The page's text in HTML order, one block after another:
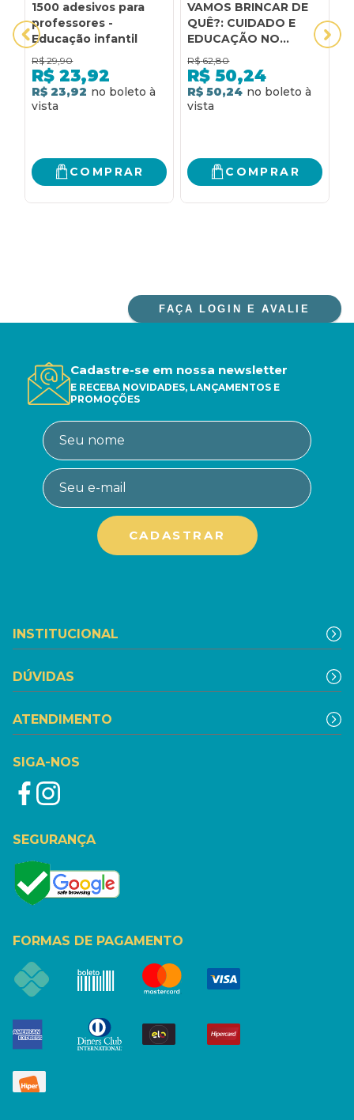
1500 adesivos para
professores -
Educação infantil
R$ 29,90
R$ 23,92
R$ 23,92
COMPRAR
VAMOS BRINCAR DE
QUÊ?: CUIDADO E
EDUCAÇÃO NO
DESENVOLVIMENTO
INFANTIL
R$ 62,80
R$ 50,24
R$ 50,24
COMPRAR
FAÇA LOGIN E AVALIE
Cadastre-se em nossa newsletter
E RECEBA NOVIDADES, LANÇAMENTOS E
PROMOÇÕES
INSTITUCIONAL
DÚVIDAS
ATENDIMENTO
SIGA-NOS
SEGURANÇA
FORMAS DE PAGAMENTO